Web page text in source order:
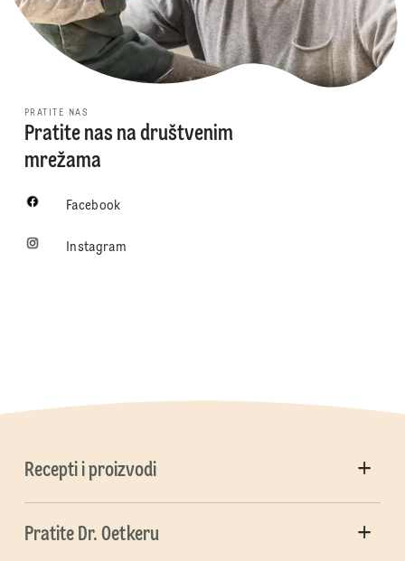
PRATITE NAS
Pratite nas na društvenim
mrežama
Facebook
Instagram
Recepti i proizvodi
Pratite Dr. Oetkeru